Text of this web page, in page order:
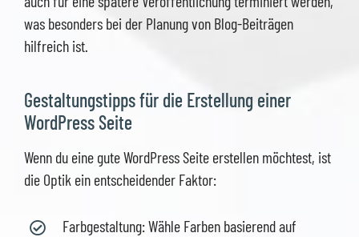
was besonders bei der Planung von Blog-Beiträgen
hilfreich ist.
Gestaltungstipps für die Erstellung einer
WordPress Seite
Wenn du eine gute WordPress Seite erstellen möchtest, ist
die Optik ein entscheidender Faktor:
Farbgestaltung: Wähle Farben basierend auf